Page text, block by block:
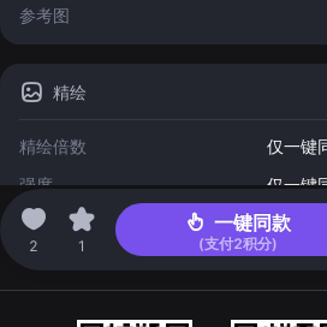
参考图
精绘
精绘倍数
仅一键
强度
仅一键
2023-04-17 03:18
2 1
一键同款
(支付2积分)